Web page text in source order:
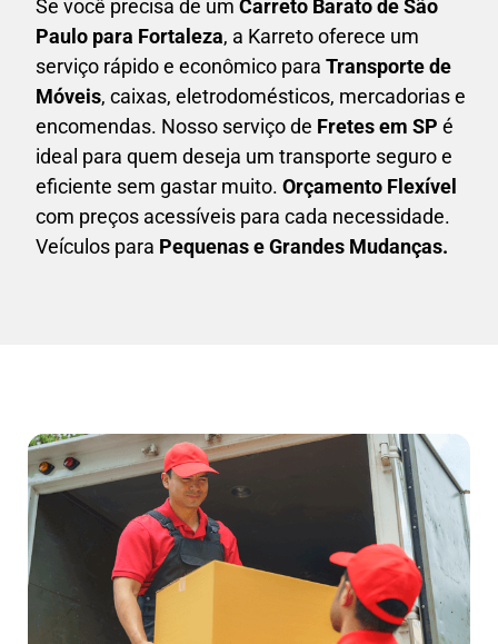
Se você precisa de um Carreto Baratode São
Paulo para Fortaleza, a Karreto oferece um
serviço rápido e econômico para Transporte de
Móveis, caixas, eletrodomésticos, mercadorias e
encomendas. Nosso serviço de Fretes em SP é
ideal para quem deseja um transporte seguro e
eficiente sem gastar muito. Orçamento Flexível
com preços acessíveis para cada necessidade.
Veículos para Pequenas e Grandes Mudanças.